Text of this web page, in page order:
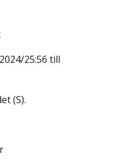
25:56 till
(S).